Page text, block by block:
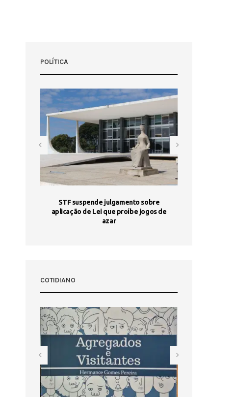
POLÍTICA
STF suspende julgamento sobre
aplicação de Lei que proíbe jogos de
azar
COTIDIANO